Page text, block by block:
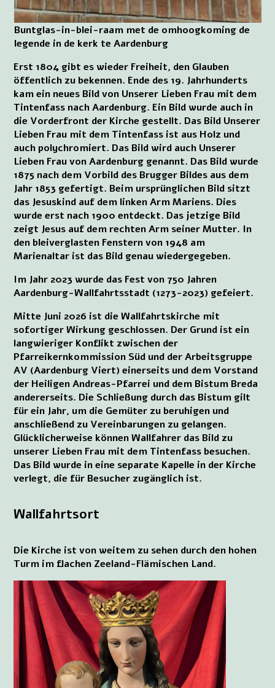
Buntglas-in-blei-raam met de omhoogkoming de
legende in de kerk te Aardenburg
Erst 1804 gibt es wieder Freiheit, den Glauben
öffentlich zu bekennen. Ende des 19. Jahrhunderts
kam ein neues Bild von Unserer Lieben Frau mit dem
Tintenfass nach Aardenburg. Ein Bild wurde auch in
die Vorderfront der Kirche gestellt. Das Bild Unserer
Lieben Frau mit dem Tintenfass ist aus Holz und
auch polychromiert. Das Bild wird auch Unserer
Lieben Frau von Aardenburg genannt. Das Bild wurde
1875 nach dem Vorbild des Brugger Bildes aus dem
Jahr 1853 gefertigt. Beim ursprünglichen Bild sitzt
das Jesuskind auf dem linken Arm Mariens. Dies
wurde erst nach 1900 entdeckt. Das jetzige Bild
zeigt Jesus auf dem rechten Arm seiner Mutter. In
den bleiverglasten Fenstern von 1948 am
Marienaltar ist das Bild genau wiedergegeben.
Im Jahr 2023 wurde das Fest von 750 Jahren
Aardenburg-Wallfahrtsstadt (1273-2023) gefeiert.
Mitte Juni 2026 ist die Wallfahrtskirche mit
sofortiger Wirkung geschlossen. Der Grund ist ein
langwieriger Konflikt zwischen der
Pfarreikernkommission Süd und der Arbeitsgruppe
AV (Aardenburg Viert) einerseits und dem Vorstand
der Heiligen Andreas-Pfarrei und dem Bistum Breda
andererseits. Die Schließung durch das Bistum gilt
für ein Jahr, um die Gemüter zu beruhigen und
anschließend zu Vereinbarungen zu gelangen.
Glücklicherweise können Wallfahrer das Bild zu
unserer Lieben Frau mit dem Tintenfass besuchen.
Das Bild wurde in eine separate Kapelle in der Kirche
verlegt, die für Besucher zugänglich ist.
Wallfahrtsort
Die Kirche ist von weitem zu sehen durch den hohen
Turm im flachen Zeeland-Flämischen Land.